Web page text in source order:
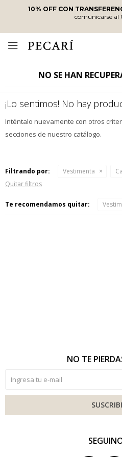
10% OFF CON
comunicarse al

NO SE HAN
¡Lo sentimos! No hay
Inténtalo nuevamente con otros
secciones de nuestro catálogo.
Filtrando por: Vestimenta
Quitar filtros
Te recomendamos quitar:
NO TE